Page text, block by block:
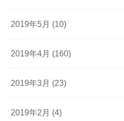
2019年5月 (10)
2019年4月 (160)
2019年3月 (23)
2019年2月 (4)